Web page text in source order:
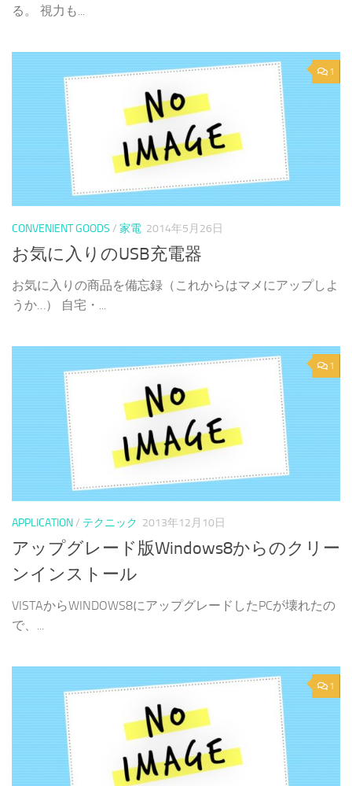
る。 視力も...
1
CONVENIENT GOODS / 家電 2014年5月26日
お気に入りのUSB充電器
お気に入りの商品を備忘録（これからはマメにアップしよ
うか…） 自宅・...
1
APPLICATION/ テクニック 2013年12月10日
アップグレード版Windows8からのクリー
ンインストール
VISTAからWINDOWS8にアップグレードしたPCが壊れたの
で、...
1